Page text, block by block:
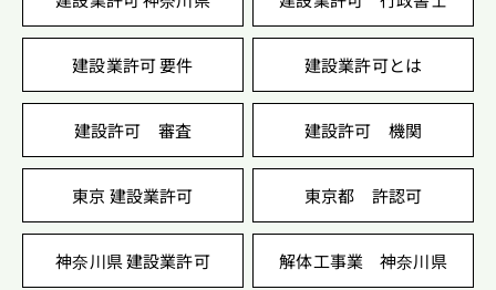
建設業許可 要件 建設業許可とは
建設許可 審査 建設許可 機関
東京 建設業許可 東京都 許認可
神奈川県 建設業許可 解体工事業 神奈川県